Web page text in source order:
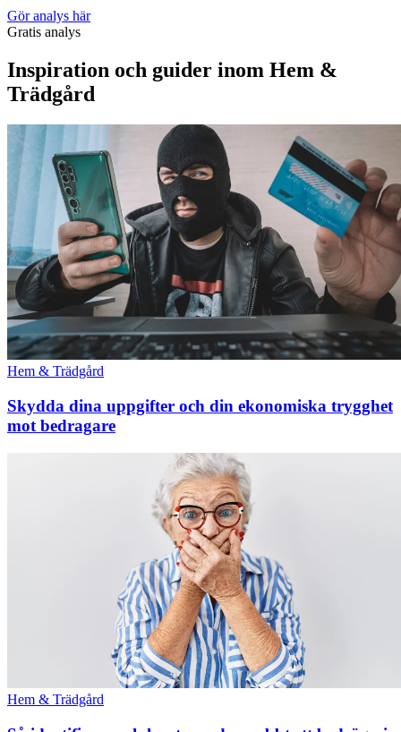
Gör analys här
Gratis analys
Inspiration och guider inom Hem &
Trädgård
Hem & Trädgård
Skydda dina uppgifter och din ekonomiska trygghet
mot bedragare
Hem & Trädgård